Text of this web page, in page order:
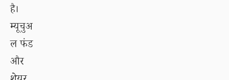
है।
म्यूचुअ
ल फंड
और